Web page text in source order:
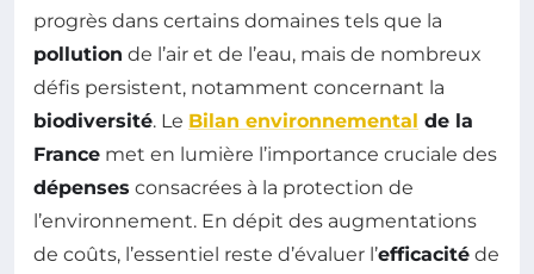
progrès dans certains domaines tels que la
pollution de l’air et de l’eau, mais de nombreux
défis persistent, notamment concernant la
biodiversité. Le Bilan environnemental de la
France met en lumière l’importance cruciale des
dépenses consacrées à la protection de
l’environnement. En dépit des augmentations
de coûts, l’essentiel reste d’évaluer l’efficacité de